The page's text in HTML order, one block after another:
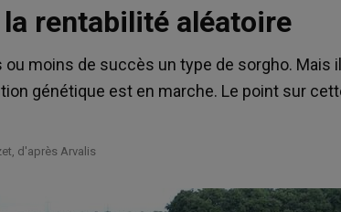
rentabilité aléatoire
moins de succès un type de sorgho. Mais
génétique est en marche. Le point sur
d'après Arvalis